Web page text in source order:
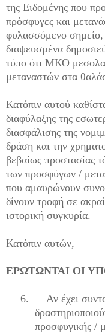
της Ειδομένης που
πρόσφυγες και
φυλασσόμενο
διαψευσμένα
τύπο ότι ΜΚΟ
μεταναστών στα
Κατόπιν αυτού
διαφύλαξης της
διασφάλισης της
δράση και την
βεβαίως προστασίας
των προσφύγων /
που αμαυρώνουν
δίνουν τροφή σε
ιστορική συγκυρία.
Κατόπιν αυτών,
ΕΡΩΤΩΝΤΑΙ ΟΙ
6.
Αν έχει
προσφυγικής /